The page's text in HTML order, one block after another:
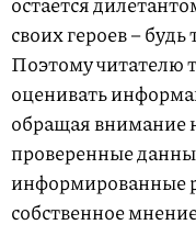
своих героев – будь
Поэтому читателю
оценивать
обращая внимание
проверенные
информированные
собственное